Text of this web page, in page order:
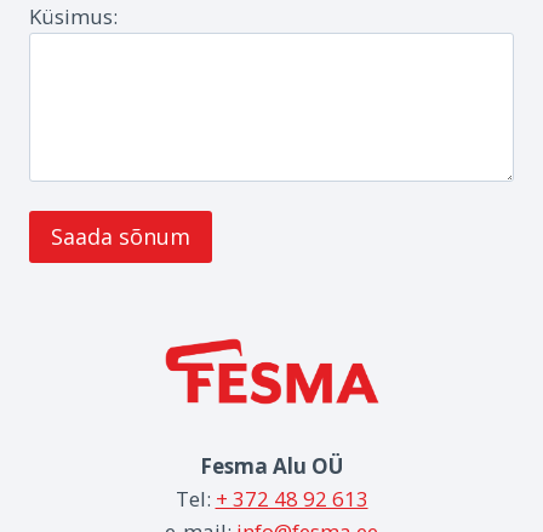
Küsimus:
Fesma Alu OÜ
Tel: + 372 48 92 613